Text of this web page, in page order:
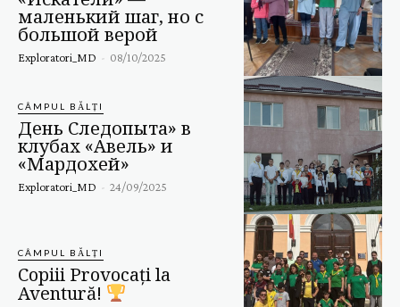
маленький шаг, но с
большой верой
Exploratori_MD - 08/10/2025
CÂMPUL BĂLȚI
День Следопыта» в
клубах «Авель» и
«Мардохей»
Exploratori_MD - 24/09/2025
CÂMPUL BĂLȚI
Copiii Provocați la
Aventură!